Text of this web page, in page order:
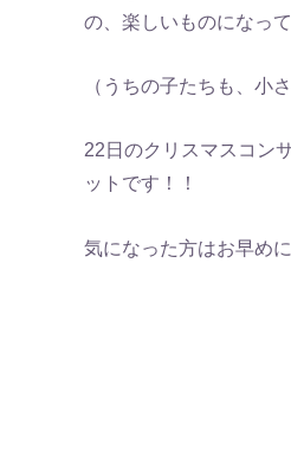
の、楽しいものになっ
（うちの子たちも、小
22日のクリスマスコン
ットです！！
気になった方はお早め